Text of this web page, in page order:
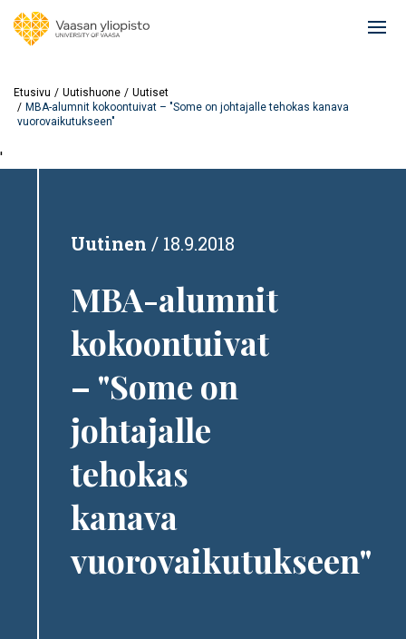
Etusivu Uutishuone
Uutiset
MBA-alumnit kokoontuivat – "Some on johtajalle tehokas kanava
vuorovaikutukseen"
'
Uutinen 18.9.2018
MBA-alumnit
kokoontuivat
– "Some on
johtajalle
tehokas
kanava
vuorovaikutukseen"